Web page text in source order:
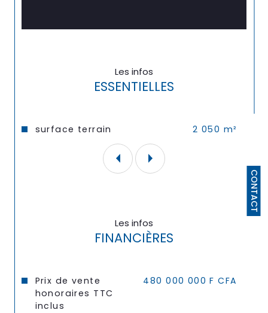
CONTACT
Les infos
ESSENTIELLES
Caractéristiques Valeurs
surface terrain 2 050 m²
en pleine valorisation.
Les infos
FINANCIÈRES
Prix de vente
honoraires TTC
inclus
480 000 000 F CFA